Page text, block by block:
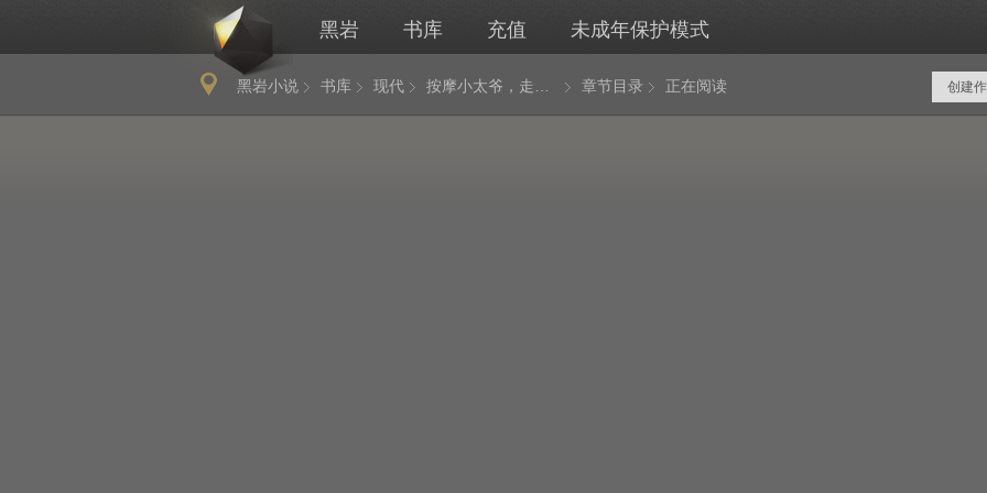
黑岩 书库 充值 未成年保护模式
黑岩小说 书库 现代 章节目录 正在阅读 创建